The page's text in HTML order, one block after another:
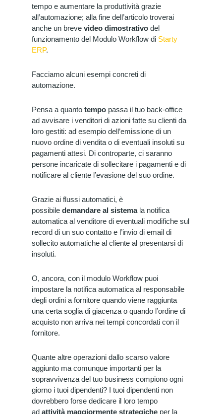
tempo e aumentare la produttività grazie
all’automazione; alla fine dell’articolo troverai
anche un brevevideo dimostrativo del
funzionamento del Modulo Workflow di Starty
ERP.
Facciamo alcuni esempi concreti di
automazione.
Pensa a quantotempo passa il tuo back-office
ad avvisare i venditori di azioni fatte su clienti da
loro gestiti: ad esempio dell’emissione di un
nuovo ordine di vendita o di eventuali insoluti su
pagamenti attesi. Di controparte, ci saranno
persone incaricate di sollecitare i pagamenti e di
notificare al cliente l’evasione del suo ordine.
Grazie ai flussi automatici, è
possibiledemandare al sistemala notifica
automatica al venditore di eventuali modifiche sul
record di un suo contatto e l’invio di email di
sollecito automatiche al cliente al presentarsi di
insoluti.
O, ancora, con il modulo Workflow puoi
impostare la notifica automatica al responsabile
degli ordini a fornitore quando viene raggiunta
una certa soglia di giacenza o quando l’ordine di
acquisto non arriva nei tempi concordati con il
fornitore.
Quante altre operazioni dallo scarso valore
aggiunto ma comunque importanti per la
sopravvivenza del tuo business compiono ogni
giorno i tuoi dipendenti? I tuoi dipendenti non
dovrebbero forse dedicare il loro tempo
adattività maggiormente strategiche per la